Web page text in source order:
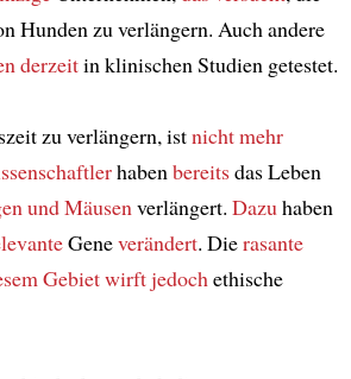
Hunden zu verlängern. Auch andere
derzeitin klinischen Studien getestet.
zu verlängern, istnicht mehr
habenbereitsdas Leben
und Mäusenverlängert. Dazuhaben
Geneverändert. Dierasante
Gebietwirftjedochethische